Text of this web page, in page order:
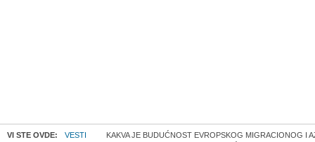
VI STE OVDE: VESTI
KAKVA JE BUDUĆNOST EVROPSKOG MIGRACIONOG I